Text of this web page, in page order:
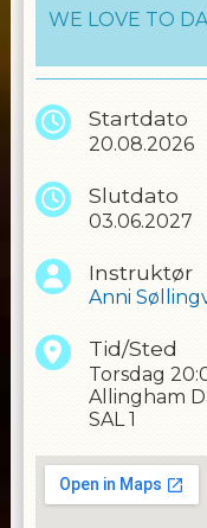
WE LOVE TO
Startdato
20.08.2026
Slutdato
03.06.2027
Instruktør
Anni
Tid/Sted
Torsdag
Allingham
SAL 1